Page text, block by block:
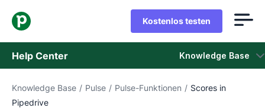
Kostenlos testen
Help Center Knowledge Base
Knowledge Base
Knowledge Base / Pulse / Pulse-Funktionen / Scores in
Pipedrive